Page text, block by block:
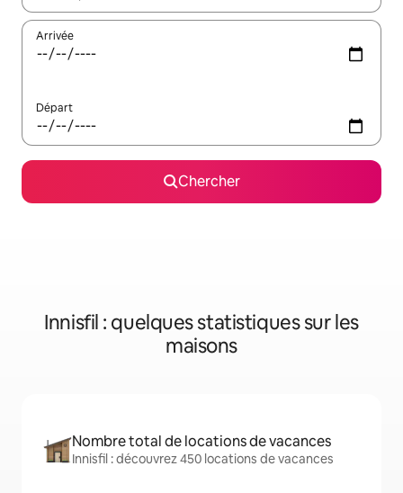
Arrivée
Départ
Chercher
Innisfil : quelques statistiques sur les
maisons
Nombre total de locations de vacances
Innisfil : découvrez 450 locations de vacances